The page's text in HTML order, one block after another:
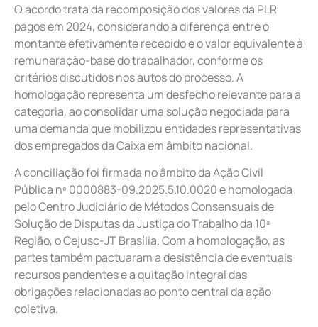
O acordo trata da recomposição dos valores da PLR
pagos em 2024, considerando a diferença entre o
montante efetivamente recebido e o valor equivalente à
remuneração-base do trabalhador, conforme os
critérios discutidos nos autos do processo. A
homologação representa um desfecho relevante para a
categoria, ao consolidar uma solução negociada para
uma demanda que mobilizou entidades representativas
dos empregados da Caixa em âmbito nacional.
A conciliação foi firmada no âmbito da Ação Civil
Pública nº 0000883-09.2025.5.10.0020 e homologada
pelo Centro Judiciário de Métodos Consensuais de
Solução de Disputas da Justiça do Trabalho da 10ª
Região, o Cejusc-JT Brasília. Com a homologação, as
partes também pactuaram a desistência de eventuais
recursos pendentes e a quitação integral das
obrigações relacionadas ao ponto central da ação
coletiva.